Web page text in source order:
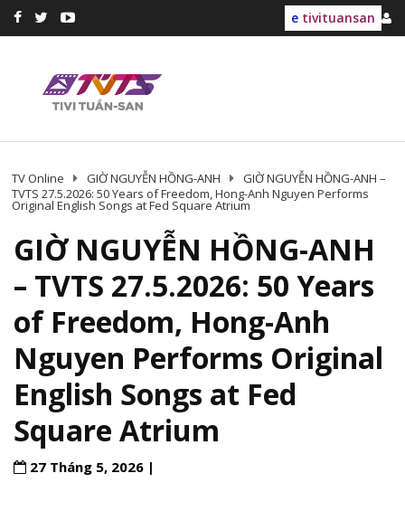
e tivituansan
TV Online GIỜ NGUYỄN HỒNG-ANH
GIỜ NGUYỄN HỒNG-ANH –
TVTS 27.5.2026: 50 Years of Freedom, Hong-Anh Nguyen Performs
Original English Songs at Fed Square Atrium
GIỜ NGUYỄN HỒNG-ANH
– TVTS 27.5.2026: 50 Years
of Freedom, Hong-Anh
Nguyen Performs Original
English Songs at Fed
Square Atrium
27 Tháng 5, 2026 |